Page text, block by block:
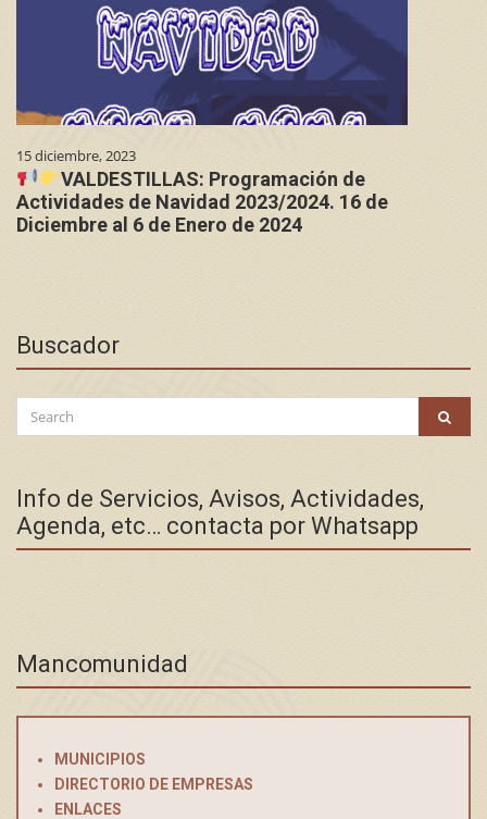
15 diciembre, 2023
VALDESTILLAS: Programación de
Actividades de Navidad 2023/2024. 16 de
Diciembre al 6 de Enero de 2024
Buscador
Search
for:
Info de Servicios, Avisos, Actividades,
Agenda, etc… contacta por Whatsapp
Mancomunidad
MUNICIPIOS
DIRECTORIO DE EMPRESAS
ENLACES